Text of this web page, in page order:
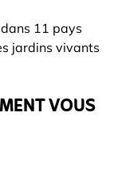
11 pays
jardins vivants
VOUS